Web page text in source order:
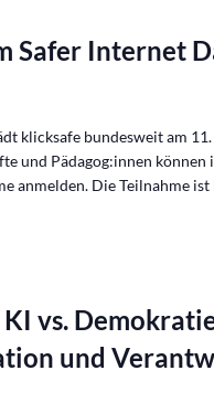
Safer Internet
klicksafe bundesweit am
und Pädagog:innen können
anmelden. Die Teilnahme ist
vs.
und